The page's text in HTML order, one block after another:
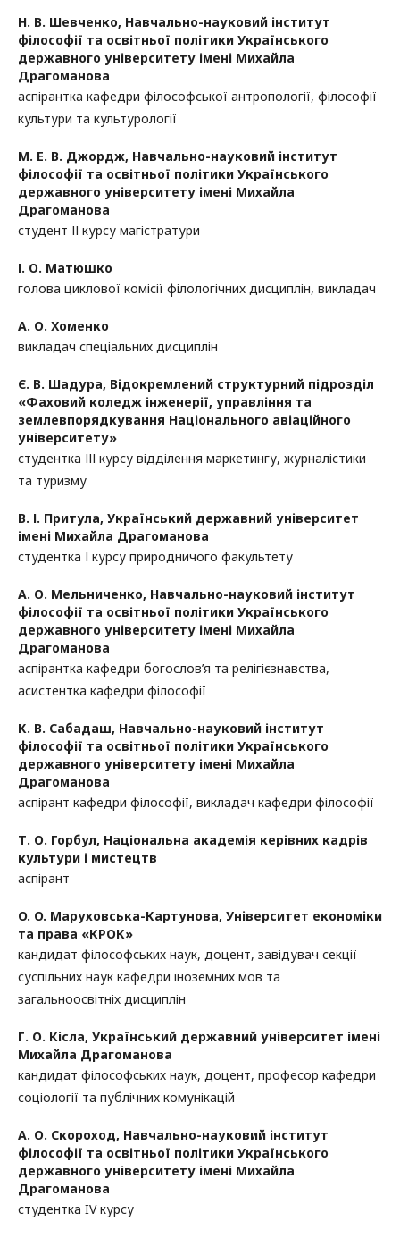
Н. В. Шевченко, Навчально-науковий інститут
філософії та освітньої політики Українського
державного університету імені Михайла
Драгоманова
аспірантка кафедри філософської антропології, філософії
культури та культурології
М. Е. В. Джордж, Навчально-науковий інститут
філософії та освітньої політики Українського
державного університету імені Михайла
Драгоманова
студент ІІ курсу магістратури
І. О. Матюшко
голова циклової комісії філологічних дисциплін, викладач
А. О. Хоменко
викладач спеціальних дисциплін
Є. В. Шадура, Відокремлений структурний підрозділ
«Фаховий коледж інженерії, управління та
землевпорядкування Національного авіаційного
університету»
студентка ІІІ курсу відділення маркетингу, журналістики
та туризму
В. І. Притула, Український державний університет
імені Михайла Драгоманова
студентка І курсу природничого факультету
А. О. Мельниченко, Навчально-науковий інститут
філософії та освітньої політики Українського
державного університету імені Михайла
Драгоманова
аспірантка кафедри богослов’я та релігієзнавства,
асистентка кафедри філософії
К. В. Сабадаш, Навчально-науковий інститут
філософії та освітньої політики Українського
державного університету імені Михайла
Драгоманова
аспірант кафедри філософії, викладач кафедри філософії
Т. О. Горбул, Національна академія керівних кадрів
культури і мистецтв
аспірант
O. O. Маруховська-Картунова, Університет економіки
та права «КРОК»
кандидат філософських наук, доцент, завідувач секції
суспільних наук кафедри іноземних мов та
загальноосвітніх дисциплін
Г. О. Кісла, Український державний університет імені
Михайла Драгоманова
кандидат філософських наук, доцент, професор кафедри
соціології та публічних комунікацій
А. О. Скороход, Навчально-науковий інститут
філософії та освітньої політики Українського
державного університету імені Михайла
Драгоманова
студентка IV курсу